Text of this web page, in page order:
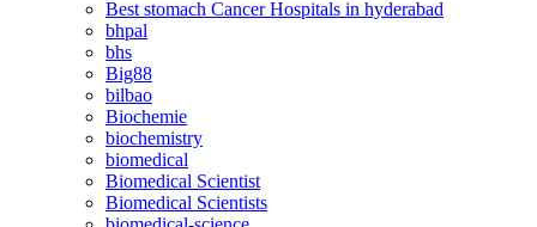
Best stomach Cancer Hospitals in hyderabad
bhpal
bhs
Big88
bilbao
Biochemie
biochemistry
biomedical
Biomedical Scientist
Biomedical Scientists